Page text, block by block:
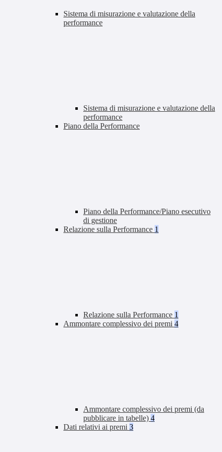
Sistema di misurazione e valutazione della
performance
Sistema di misurazione e valutazione della
performance
Piano della Performance
Piano della Performance/Piano esecutivo
di gestione
Relazione sulla Performance 1
Relazione sulla Performance 1
Ammontare complessivo dei premi 4
Ammontare complessivo dei premi (da
pubblicare in tabelle) 4
Dati relativi ai premi 3